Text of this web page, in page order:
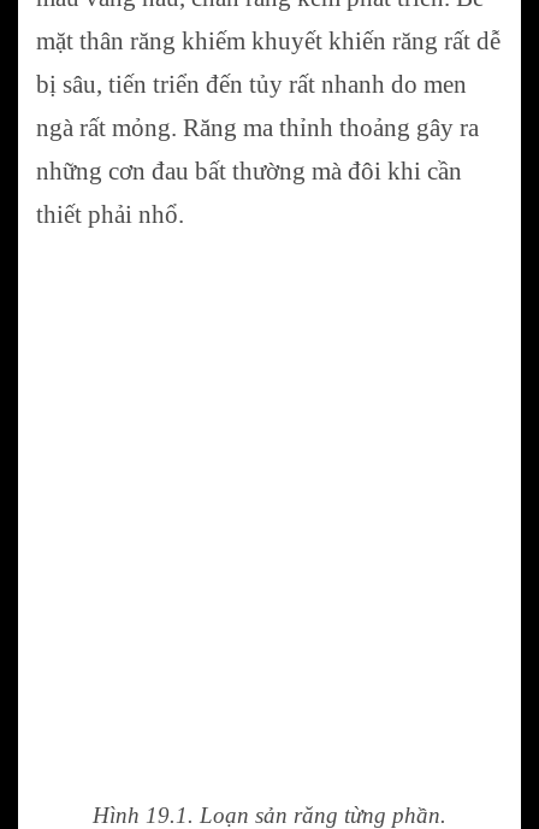
mặt thân răng khiếm khuyết khiến răng rất dễ
bị sâu, tiến triển đến tủy rất nhanh do men
ngà rất mỏng. Răng ma thỉnh thoảng gây ra
những cơn đau bất thường mà đôi khi cần
thiết phải nhổ.
Hình 19.1. Loạn sản răng từng phần.